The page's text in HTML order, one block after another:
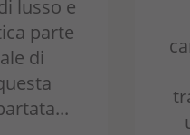
lusso e
parte
di